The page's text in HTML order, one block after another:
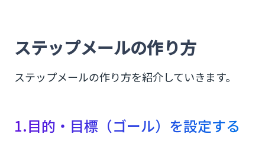
ステップメールの作り方
ステップメールの作り方を紹介していきます。
1.目的・目標（ゴール）を設定する